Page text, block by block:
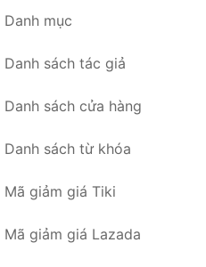
Danh mục
Danh sách tác giả
Danh sách cửa hàng
Danh sách từ khóa
Mã giảm giá Tiki
Mã giảm giá Lazada